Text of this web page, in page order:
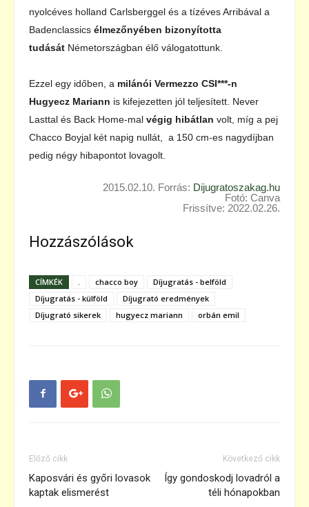
nyolcéves holland Carlsberggel és a tízéves Arribával a
Badenclassics élmezőnyében bizonyította
tudását Németországban élő válogatottunk.
Ezzel egy időben, a milánói Vermezzo CSI***-n
Hugyecz Mariann is kifejezetten jól teljesített. Never
Lasttal és Back Home-mal végig hibátlan volt, míg a pej
Chacco Boyjal két napig nullát, a 150 cm-es nagydíjban
pedig négy hibapontot lovagolt.
2015.02.10. Forrás: Dijugratoszakag.hu
Fotó: Canva
Frissítve: 2022.02.26.
Hozzászólások
CÍMKÉK chacco boy
Díjugratás - belföld
Díjugratás - külföld
Díjugrató eredmények
Díjugrató sikerek
hugyecz mariann orbán emil
Előző cikk
Kaposvári és győri lovasok
kaptak elismerést
Következő cikk
Így gondoskodj lovadról a
téli hónapokban